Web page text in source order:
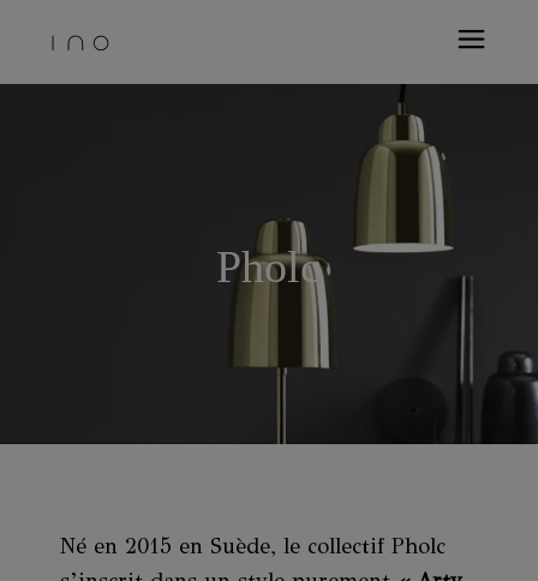
Pholc
Né en 2015 en Suède, le collectif Pholc